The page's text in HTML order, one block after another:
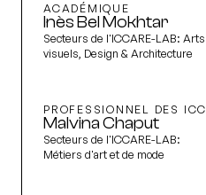
ACADÉMIQUE
Inès Bel Mokhtar
Secteurs de l'ICCARE-LAB: Arts
visuels, Design & Architecture
PROFESSIONNEL DES ICC
Malvina Chaput
Secteurs de l'ICCARE-LAB:
Métiers d'art et de mode